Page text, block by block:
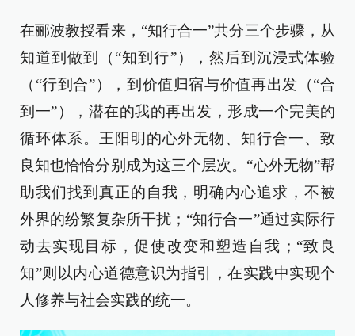
在郦波教授看来，“知行合一”共分三个步骤，从
知道到做到（“知到行”），然后到沉浸式体验
（“行到合”），到价值归宿与价值再出发（“合
到一”），潜在的我的再出发，形成一个完美的
循环体系。王阳明的心外无物、知行合一、致
良知也恰恰分别成为这三个层次。“心外无物”帮
助我们找到真正的自我，明确内心追求，不被
外界的纷繁复杂所干扰；“知行合一”通过实际行
动去实现目标，促使改变和塑造自我；“致良
知”则以内心道德意识为指引，在实践中实现个
人修养与社会实践的统一。